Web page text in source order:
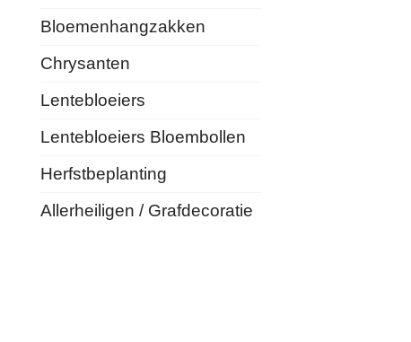
Bloemenhangzakken
Chrysanten
Lentebloeiers
Lentebloeiers Bloembollen
Herfstbeplanting
Allerheiligen / Grafdecoratie